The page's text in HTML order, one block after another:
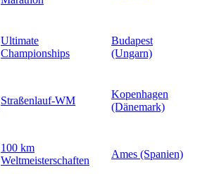
Ultimate
Championships
Budapest
(Ungarn)
Straßenlauf-WM
Kopenhagen
(Dänemark)
100 km
Weltmeisterschaften
Ames (Spanien)